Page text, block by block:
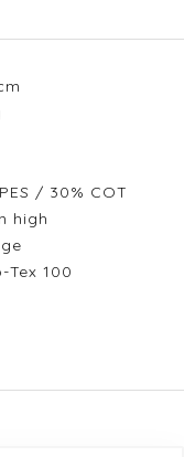
/ 30% COT
high
Tex 100